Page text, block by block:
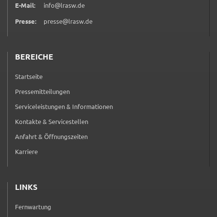
E-Mail:
info@lrasw.de
Presse:
presse@lrasw.de
BEREICHE
Startseite
Pressemitteilungen
Serviceleistungen & Informationen
Kontakte & Servicestellen
Anfahrt & Öffnungszeiten
Karriere
LINKS
Fernwartung
(externer Link, öffnet in neuem Tab)
ermöglichen.
YouTube
Zweck:
Einwilligung erweiterter Datenschutzmodus
Youtube Videos
consent-google-maps
Anbieter: